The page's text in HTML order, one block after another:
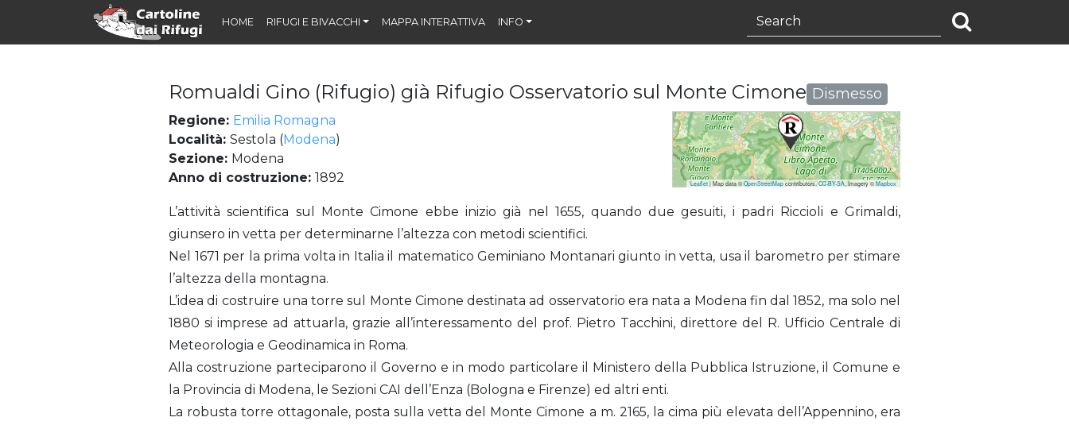
HOME RIFUGI E BIVACCHI MAPPA INTERATTIVA INFO
Romualdi Gino (Rifugio) già Rifugio Osservatorio sul Monte Cimone Dismesso
Regione: Emilia Romagna
Località: Sestola (Modena)
Sezione: Modena
Anno di costruzione: 1892 Leaflet| Map data © OpenStreetMapcontributors,CC-BY-SA, Imagery ©Mapbox
L’attività scientifica sul Monte Cimone ebbe inizio già nel 1655, quando due gesuiti, i padri Riccioli e Grimaldi,
giunsero in vetta per determinarne l’altezza con metodi scientifici.
Nel 1671 per la prima volta in Italia il matematico Geminiano Montanari giunto in vetta, usa il barometro per stimare
l’altezza della montagna.
L’idea di costruire una torre sul Monte Cimone destinata ad osservatorio era nata a Modena fin dal 1852, ma solo nel
1880 si imprese ad attuarla, grazie all’interessamento del prof. Pietro Tacchini, direttore del R. Ufficio Centrale di
Meteorologia e Geodinamica in Roma.
Alla costruzione parteciparono il Governo e in modo particolare il Ministero della Pubblica Istruzione, il Comune e
la Provincia di Modena, le Sezioni CAI dell’Enza (Bologna e Firenze) ed altri enti.
La robusta torre ottagonale, posta sulla vetta del Monte Cimone a m. 2165, la cima più elevata dell’Appennino, era